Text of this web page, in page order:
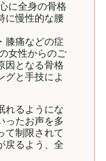
に全身の骨格
に慢性的な腰
膝痛などの症
女性からのご
因となる骨格
グと手技によ
れるようにな
ったお声を多
て制限されて
戻るよう、全